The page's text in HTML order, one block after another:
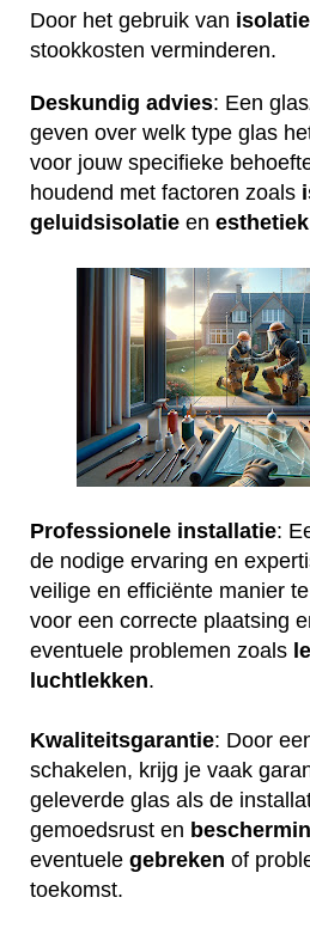
Door het gebruik van
stookkosten verminderen.
Deskundig advies: Een
geven over welk type glas
voor jouw specifieke
houdend met factoren zoals
geluidsisolatie en esthetiek
Professionele installatie:
de nodige ervaring en
veilige en efficiënte manier
voor een correcte plaatsing
eventuele problemen zoals
luchtlekken.
Kwaliteitsgarantie: Door
schakelen, krijg je vaak
geleverde glas als de
gemoedsrust en
eventuele gebreken of
toekomst.